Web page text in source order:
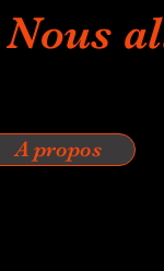
Nous
A propos